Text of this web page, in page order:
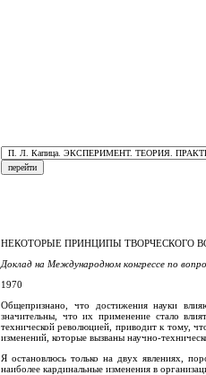
НЕКОТОРЫЕ ПРИНЦИПЫ ТВОРЧЕСКОГО
Доклад на Международном конгрессе по
1970
Общепризнано, что достижения науки
значительны, что их применение стало
технической революцией, приводит к тому,
изменений, которые вызваны научно-
Я остановлюсь только на двух явлениях,
наиболее кардинальные изменения в